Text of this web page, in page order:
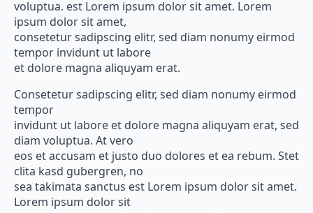
voluptua. est Lorem ipsum dolor sit amet. Lorem
ipsum dolor sit amet,
consetetur sadipscing elitr, sed diam nonumy eirmod
tempor invidunt ut labore
et dolore magna aliquyam erat.
Consetetur sadipscing elitr, sed diam nonumy eirmod
tempor
invidunt ut labore et dolore magna aliquyam erat, sed
diam voluptua. At vero
eos et accusam et justo duo dolores et ea rebum. Stet
clita kasd gubergren, no
sea takimata sanctus est Lorem ipsum dolor sit amet.
Lorem ipsum dolor sit